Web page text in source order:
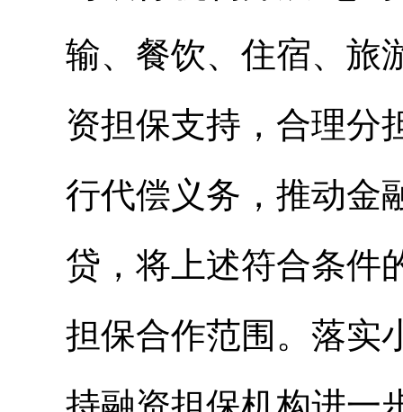
输、餐饮、住宿、旅
资担保支持，合理分
行代偿义务，推动金
贷，将上述符合条件
担保合作范围。落实